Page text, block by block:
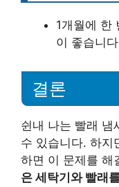
1개월에 한
이 좋습니
결론
쉰내 나는 빨래 냄
수 있습니다. 하지
하면 이 문제를 해
은 세탁기와 빨래